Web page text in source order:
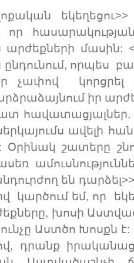
մասին:
որպես
որ չափով
իր
ավելի
շատերը
են
կարծում եմ, որ
խոսի
Աստծո Խոսքն
դրանք